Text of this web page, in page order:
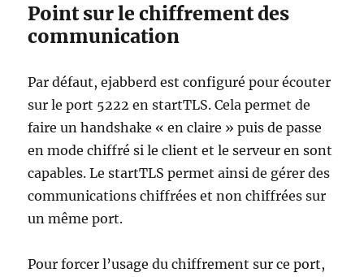
Point sur le chiffrement des
communication
Par défaut, ejabberd est configuré pour écouter
sur le port 5222 en startTLS. Cela permet de
faire un handshake « en claire » puis de passe
en mode chiffré si le client et le serveur en sont
capables. Le startTLS permet ainsi de gérer des
communications chiffrées et non chiffrées sur
un même port.
Pour forcer l’usage du chiffrement sur ce port,